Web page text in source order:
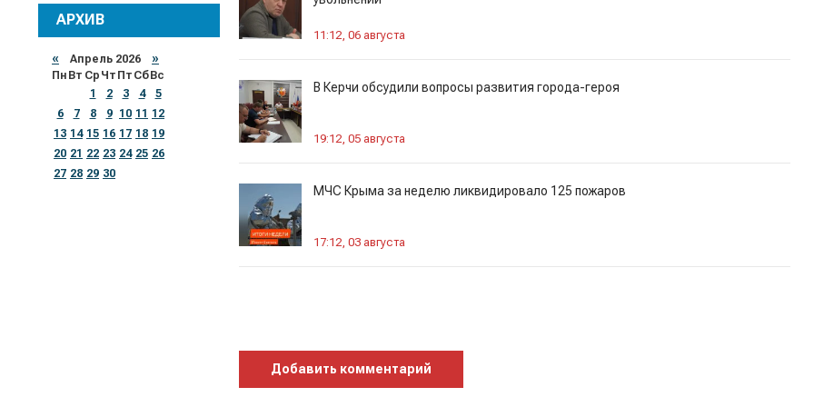
АРХИВ
« Апрель 2026 »
Пн Вт Ср Чт Пт Сб Вс
1
2 3 4
5
6
7 8 9 10 11 12
13 14 15 16 17 18 19
20 21 22 23 24 25 26
27 28 29 30
11:12, 06 августа
В Керчи обсудили вопросы развития города-героя
19:12, 05 августа
МЧС Крыма за неделю ликвидировало 125 пожаров
17:12, 03 августа
Добавить комментарий